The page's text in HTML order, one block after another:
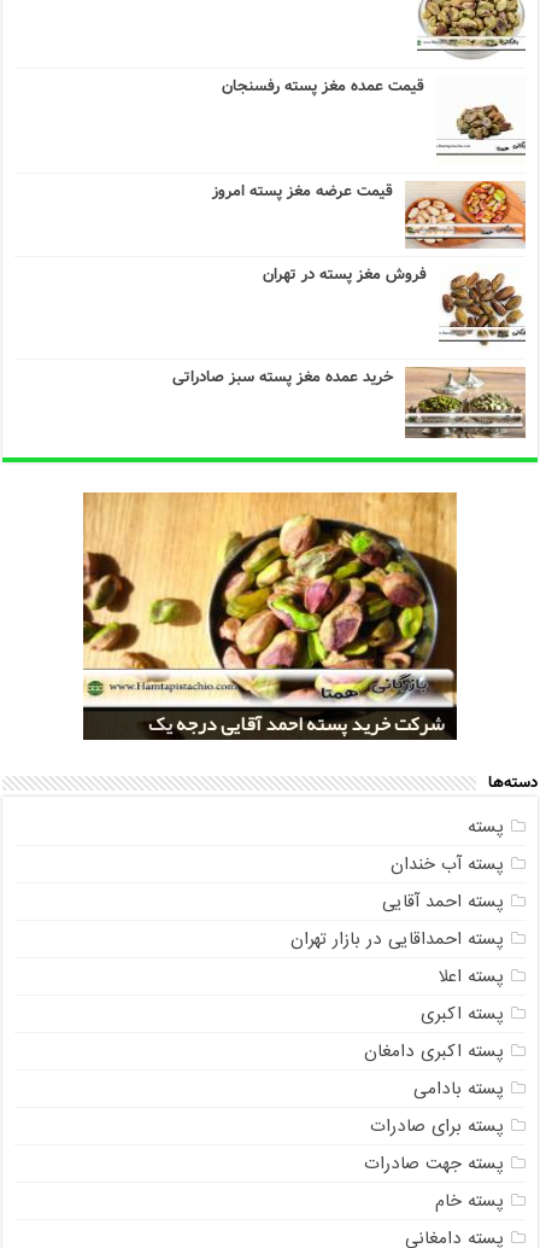
قیمت عمده مغز پسته رفسنجان
قیمت عرضه مغز پسته امروز
فروش مغز پسته در تهران
خرید عمده مغز پسته سبز صادراتی
خرید کلی پسته شور اکبری صادراتی
شرکت خرید پسته احمد آقایی درجه یک
قیمت تولید پسته صادراتی رفسنجان
مراکز خريد پسته رفسنجان صادراتی
شرکت خرید پسته اکبری بسته بندی شده
دسته‌ها
پسته
پسته آب خندان
پسته احمد آقایی
پسته احمداقایی در بازار تهران
پسته اعلا
پسته اکبری
پسته اکبری دامغان
پسته بادامی
پسته برای صادرات
پسته جهت صادرات
پسته خام
پسته دامغانی